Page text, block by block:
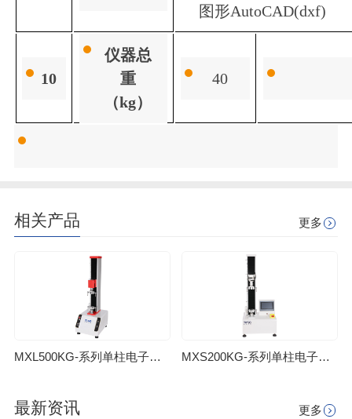
图形AutoCAD(dxf)
10
仪器总
重
（kg）
40
相关产品 更多
MXL500KG-系列单柱电子拉力试验机 MXS200KG-系列单柱电子拉力试验机
最新资讯 更多